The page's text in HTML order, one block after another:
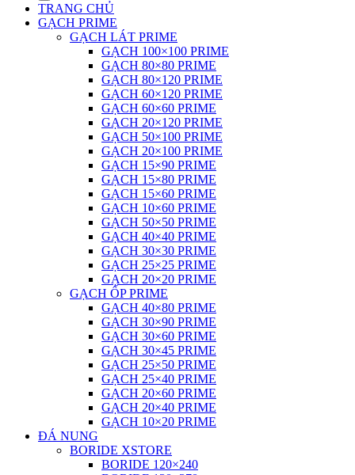
TRANG CHỦ
GẠCH PRIME
GẠCH LÁT PRIME
GẠCH 100×100 PRIME
GẠCH 80×80 PRIME
GẠCH 80×120 PRIME
GẠCH 60×120 PRIME
GẠCH 60×60 PRIME
GẠCH 20×120 PRIME
GẠCH 50×100 PRIME
GẠCH 20×100 PRIME
GẠCH 15×90 PRIME
GẠCH 15×80 PRIME
GẠCH 15×60 PRIME
GẠCH 10×60 PRIME
GẠCH 50×50 PRIME
GẠCH 40×40 PRIME
GẠCH 30×30 PRIME
GẠCH 25×25 PRIME
GẠCH 20×20 PRIME
GẠCH ỐP PRIME
GẠCH 40×80 PRIME
GẠCH 30×90 PRIME
GẠCH 30×60 PRIME
GẠCH 30×45 PRIME
GẠCH 25×50 PRIME
GẠCH 25×40 PRIME
GẠCH 20×60 PRIME
GẠCH 20×40 PRIME
GẠCH 10×20 PRIME
ĐÁ NUNG
BORIDE XSTORE
BORIDE 120×240